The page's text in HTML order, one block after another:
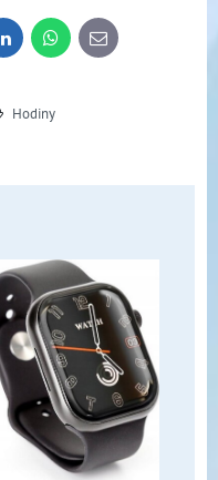
LinkedInWhatsApp
E-
mail
Hodiny